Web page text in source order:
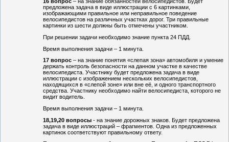
предложена задача в виде иллюстрации с 6 картинками,
изображающими правильное или неправильное поведение
велосипедистов на различных участках дорог. Три правильные
картинки из шести должны быть отмечены участником.
При решении задачи необходимо знание пункта 24 ПДД.
Время выполнения задачи – 1 минута.
17 вопрос – на знание понятия «слепая зона» автомобиля и умение
держать контроль безопасности на данном участке в качестве
велосипедиста. Участнику будет предложена задача в виде
иллюстрации с изображением нескольких велосипедистов,
находящихся в «слепой зоне» или вне её, и одного транспортного
средства. Участнику необходимо найти велосипедиста, которого не
видит водитель.
Время выполнения задачи – 1 минута.
18,19,20 вопросы - на знание дорожных знаков. Будет предложена
задача в виде иллюстраций – фрагментов. Одна из предложенных
картинок соответствуют правильному ответу.